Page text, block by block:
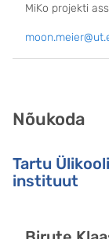
MiKo projekti
Nõukoda
Tartu
instituut